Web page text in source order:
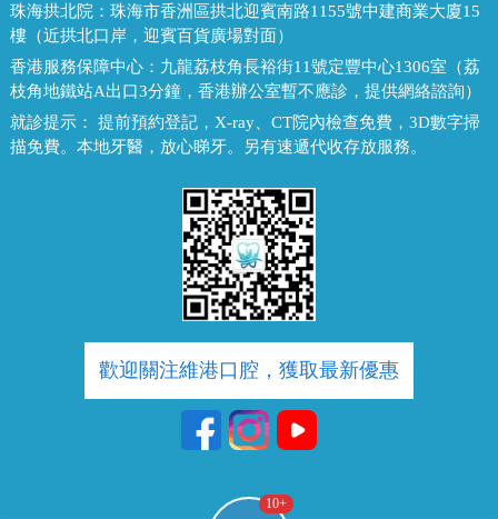
珠海拱北院： 珠海市香洲區拱北迎賓南路1155號中建商業大廈15
樓（近拱北口岸，迎賓百貨廣場對面）
香港服務保障中心： 九龍荔枝角長裕街11號定豐中心1306室（荔
枝角地鐵站A出口3分鐘，香港辦公室暫不應診，提供網絡諮詢）
就診提示： 提前預約登記，X-ray、CT院內檢查免費，3D數字掃
描免費。本地牙醫，放心睇牙。另有速遞代收存放服務。
歡迎關注維港口腔，獲取最新優惠
10+